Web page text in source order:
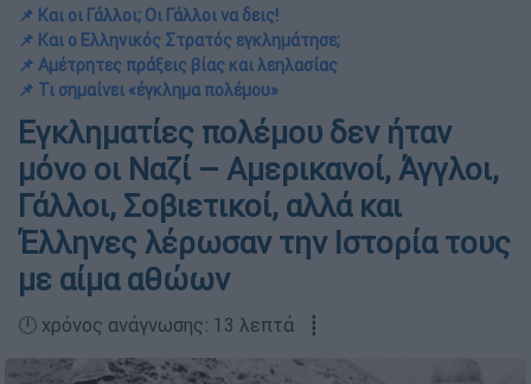
📌 Και οι Γάλλοι; Οι Γάλλοι να δεις!
📌 Και ο Ελληνικός Στρατός εγκλημάτησε;
📌 Αμέτρητες πράξεις βίας και λεηλασίας
📌 Τι σημαίνει «έγκλημα πολέμου»
Εγκληματίες πολέμου δεν ήταν
μόνο οι Ναζί – Αμερικανοί, Άγγλοι,
Γάλλοι, Σοβιετικοί, αλλά και
Έλληνες λέρωσαν την Ιστορία τους
με αίμα αθώων
🕛 χρόνος ανάγνωσης: 13 λεπτά ┋